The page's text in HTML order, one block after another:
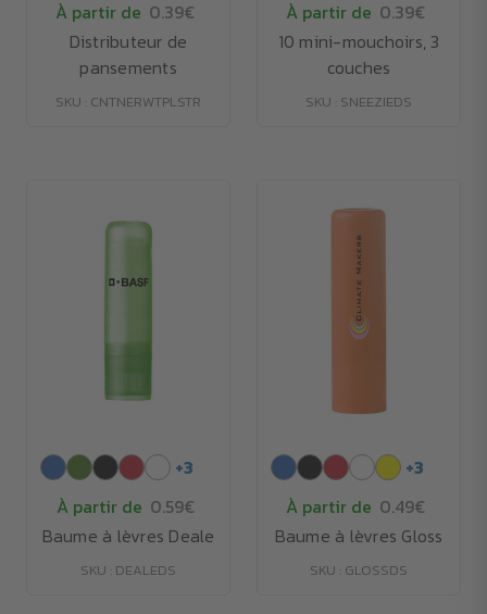
À partir de 0.39€
Distributeur de
pansements
SKU : CNTNERWTPLSTR
À partir de 0.39€
10 mini-mouchoirs, 3
couches
SKU : SNEEZIEDS
+3
À partir de 0.59€
Baume à lèvres Deale
SKU : DEALEDS
+3
À partir de 0.49€
Baume à lèvres Gloss
SKU : GLOSSDS